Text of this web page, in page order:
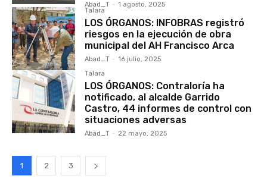
Abad_T - 1 agosto, 2025
Talara
LOS ÓRGANOS: INFOBRAS registró
riesgos en la ejecución de obra
municipal del AH Francisco Arca
Abad_T - 16 julio, 2025
Talara
LOS ÓRGANOS: Contraloría ha
notificado, al alcalde Garrido
Castro, 44 informes de control con
situaciones adversas
Abad_T - 22 mayo, 2025
1 2 3